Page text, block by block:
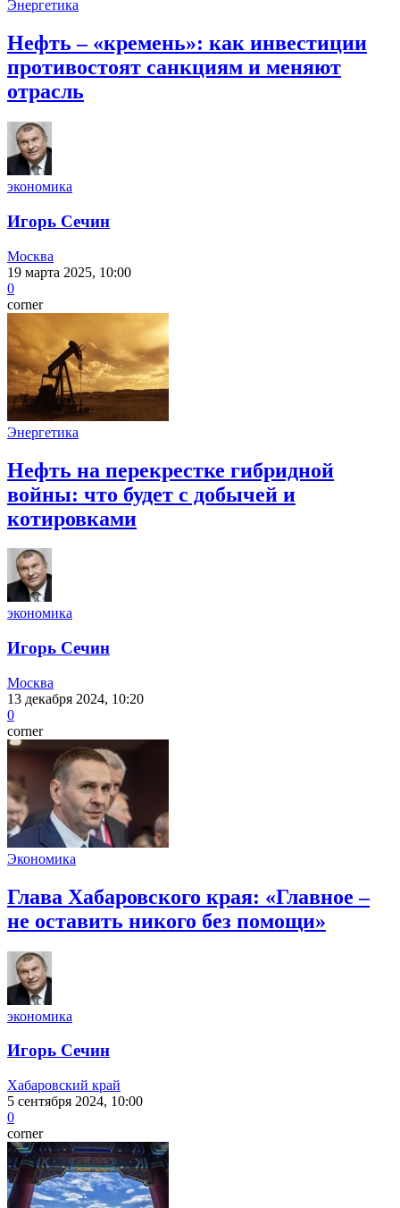
Энергетика
Нефть – «кремень»: как инвестиции
противостоят санкциям и меняют
отрасль
экономика
Игорь Сечин
Москва
19 марта 2025, 10:00
0
corner
Энергетика
Нефть на перекрестке гибридной
войны: что будет с добычей и
котировками
экономика
Игорь Сечин
Москва
13 декабря 2024, 10:20
0
corner
Экономика
Глава Хабаровского края: «Главное –
не оставить никого без помощи»
экономика
Игорь Сечин
Хабаровский край
5 сентября 2024, 10:00
0
corner